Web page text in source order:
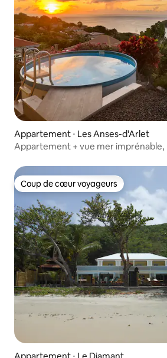
Appartement ⋅ Les Anses-d'Arlet
Appartement + vue mer imprénable,
Coup de cœur voyageurs
Coup de cœur voyageurs
Appartement ⋅ Le Diamant